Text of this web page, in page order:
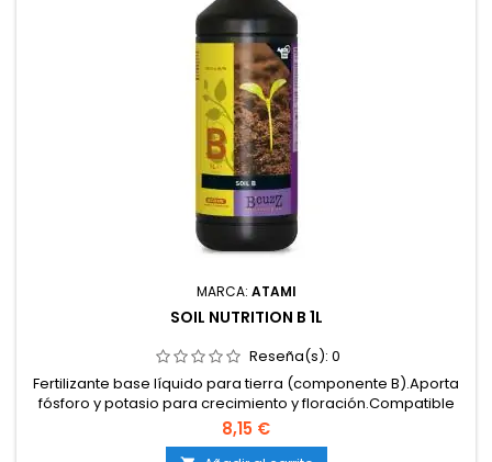
MARCA: ATAMI
SOIL NUTRITION B 1L
Reseña(s): 0
Fertilizante base líquido para tierra (componente B).Aporta
fósforo y potasio para crecimiento y floración.Compatible
únicamente con Soil Nutrition A.100 % soluble y estable en
agua.Apto para todo el ciclo del cultivo.
8,15 €